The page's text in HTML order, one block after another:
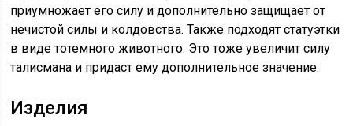
приумножает его силу и дополнительно защищает от
нечистой силы и колдовства. Также подходят статуэтки
в виде тотемного животного. Это тоже увеличит силу
талисмана и придаст ему дополнительное значение.
Изделия